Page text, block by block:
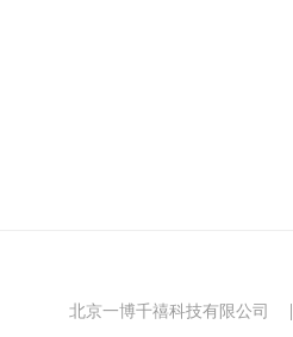
北京一博千禧科技有限公司